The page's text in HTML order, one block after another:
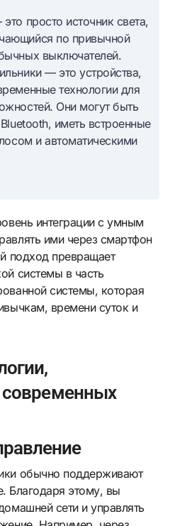
просто источник света,
по привычной
выключателей.
— это устройства,
технологии для
Они могут быть
иметь встроенные
и автоматическими
интеграции с умным
ими через смартфон
подход превращает
системы в часть
системы, которая
времени суток и
обычно поддерживают
Благодаря этому, вы
сети и управлять